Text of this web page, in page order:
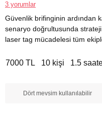
3 yorumlar
Güvenlik brifinginin ardından
senaryo doğrultusunda strateji
laser tag mücadelesi tüm
7000 TL 10 kişi 1.5
Dört mevsim kullanılabilir